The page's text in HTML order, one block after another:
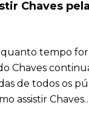
Chaves
quanto tempo
Chaves
de todos os
assistir Chaves